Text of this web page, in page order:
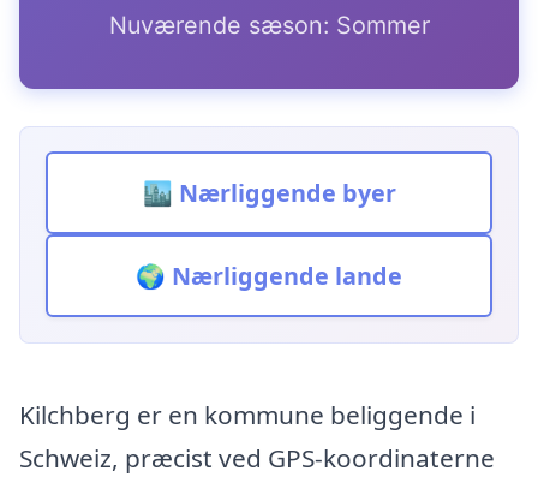
Nuværende sæson: Sommer
🏙️ Nærliggende byer
🌍 Nærliggende lande
Kilchberg er en kommune beliggende i
Schweiz, præcist ved GPS-koordinaterne